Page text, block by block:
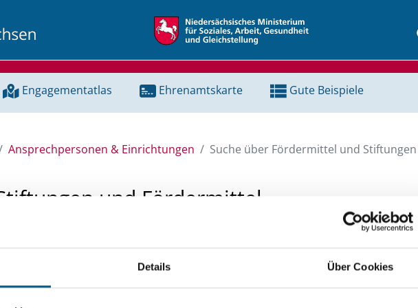
Details Über Cookies
Engagementatlas Ehrenamtskarte Gute Beispiele
Ansprechpersonen & Einrichtungen Suche über Fördermittel und Stiftungen
und Fördermittel
und Stiftungsdatenbank recherchieren. Bei der Suche bitte die Groß- und